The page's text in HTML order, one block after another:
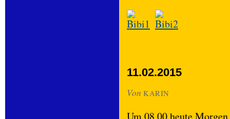
11.02.2015
Von KARIN
Um 08.00 heute